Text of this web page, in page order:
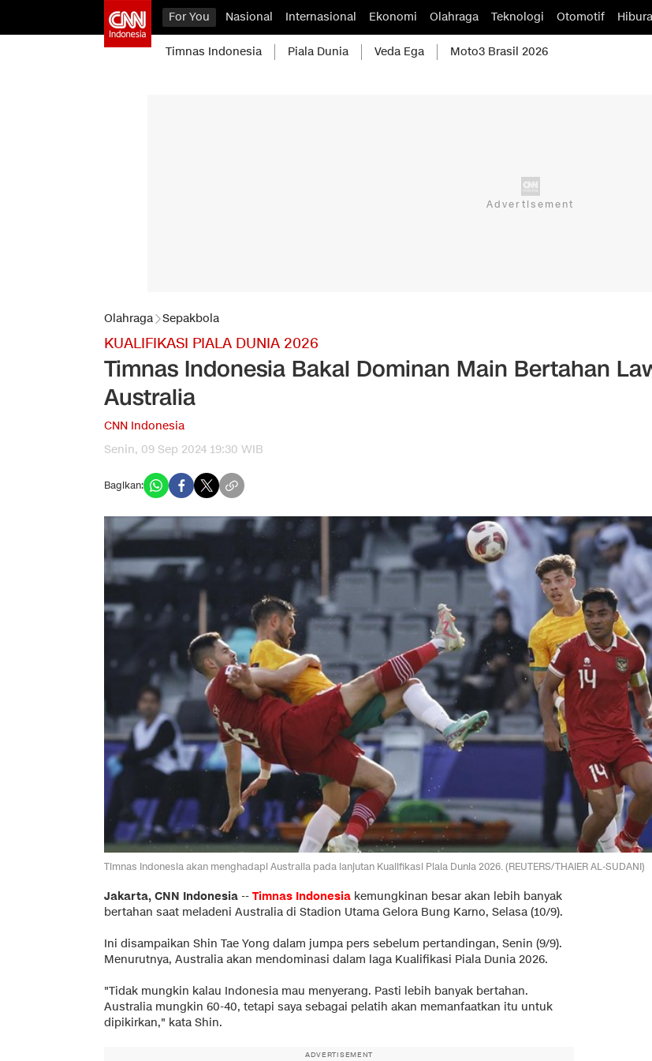
For You Nasional Internasional Ekonomi Olahraga Teknologi Otomotif
Timnas Indonesia Piala Dunia Veda Ega Moto3 Brasil 2026
Olahraga Sepakbola
KUALIFIKASI PIALA DUNIA 2026
Timnas Indonesia Bakal Dominan Main Bertahan
Australia
CNN Indonesia
Senin, 09 Sep 2024 19:30 WIB
Bagikan:
Timnas Indonesia akan menghadapi Australia pada lanjutan Kualifikasi Piala Dunia 2026. (REUTERS/THAIER AL-SUDANI)
Jakarta, CNN Indonesia -- Timnas Indonesia kemungkinan besar akan lebih banyak
bertahan saat meladeni Australia di Stadion Utama Gelora Bung Karno, Selasa (10/9).
Ini disampaikan Shin Tae Yong dalam jumpa pers sebelum pertandingan, Senin (9/9).
Menurutnya, Australia akan mendominasi dalam laga Kualifikasi Piala Dunia 2026.
"Tidak mungkin kalau Indonesia mau menyerang. Pasti lebih banyak bertahan.
Australia mungkin 60-40, tetapi saya sebagai pelatih akan memanfaatkan itu untuk
dipikirkan," kata Shin.
ADVERTISEMENT